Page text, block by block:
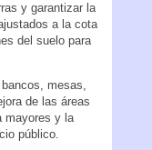
y garantizar la
a la cota
del suelo para
mesas,
de las áreas
mayores y la
público.